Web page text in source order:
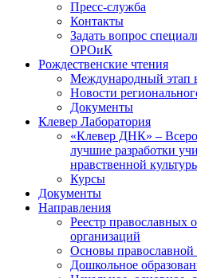
Пресс-служба
Контакты
Задать вопрос
ОРОиК
Рождественские чтения
Международный этап
Новости
Документы
Клевер Лаборатория
«Клевер ДНК» –
лучшие разработки
нравственной
Курсы
Документы
Направления
Реестр православных
организаций
Основы
Дошкольное